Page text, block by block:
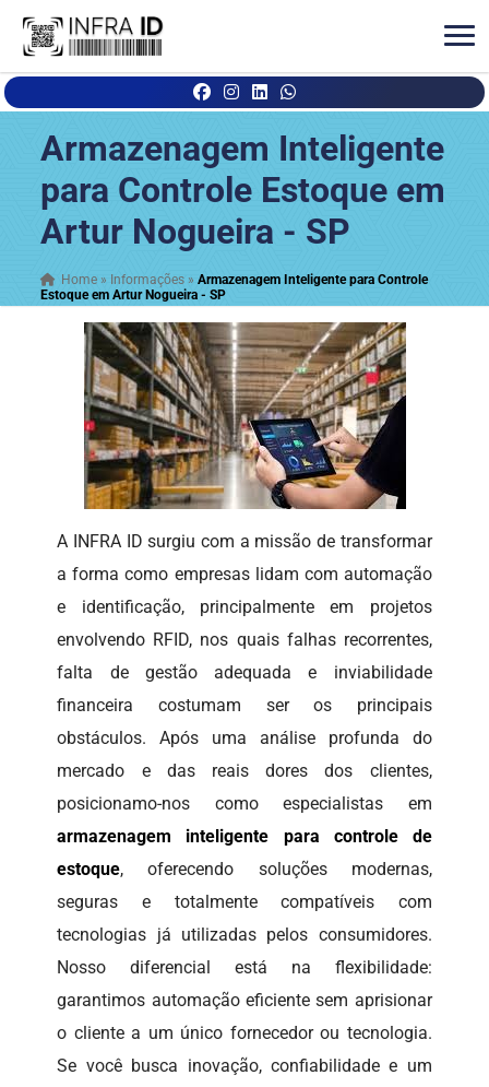
Armazenagem Inteligente
para Controle Estoque em
Artur Nogueira - SP
Home » Informações »Armazenagem Inteligente para Controle
Estoque em Artur Nogueira - SP
A INFRA ID surgiu com a missão de transformar
a forma como empresas lidam com automação
e identificação, principalmente em projetos
envolvendo RFID, nos quais falhas recorrentes,
falta de gestão adequada e inviabilidade
financeira costumam ser os principais
obstáculos. Após uma análise profunda do
mercado e das reais dores dos clientes,
posicionamo-nos como especialistas em
armazenagem inteligente para controle de
estoque, oferecendo soluções modernas,
seguras e totalmente compatíveis com
tecnologias já utilizadas pelos consumidores.
Nosso diferencial está na flexibilidade:
garantimos automação eficiente sem aprisionar
o cliente a um único fornecedor ou tecnologia.
Se você busca inovação, confiabilidade e um